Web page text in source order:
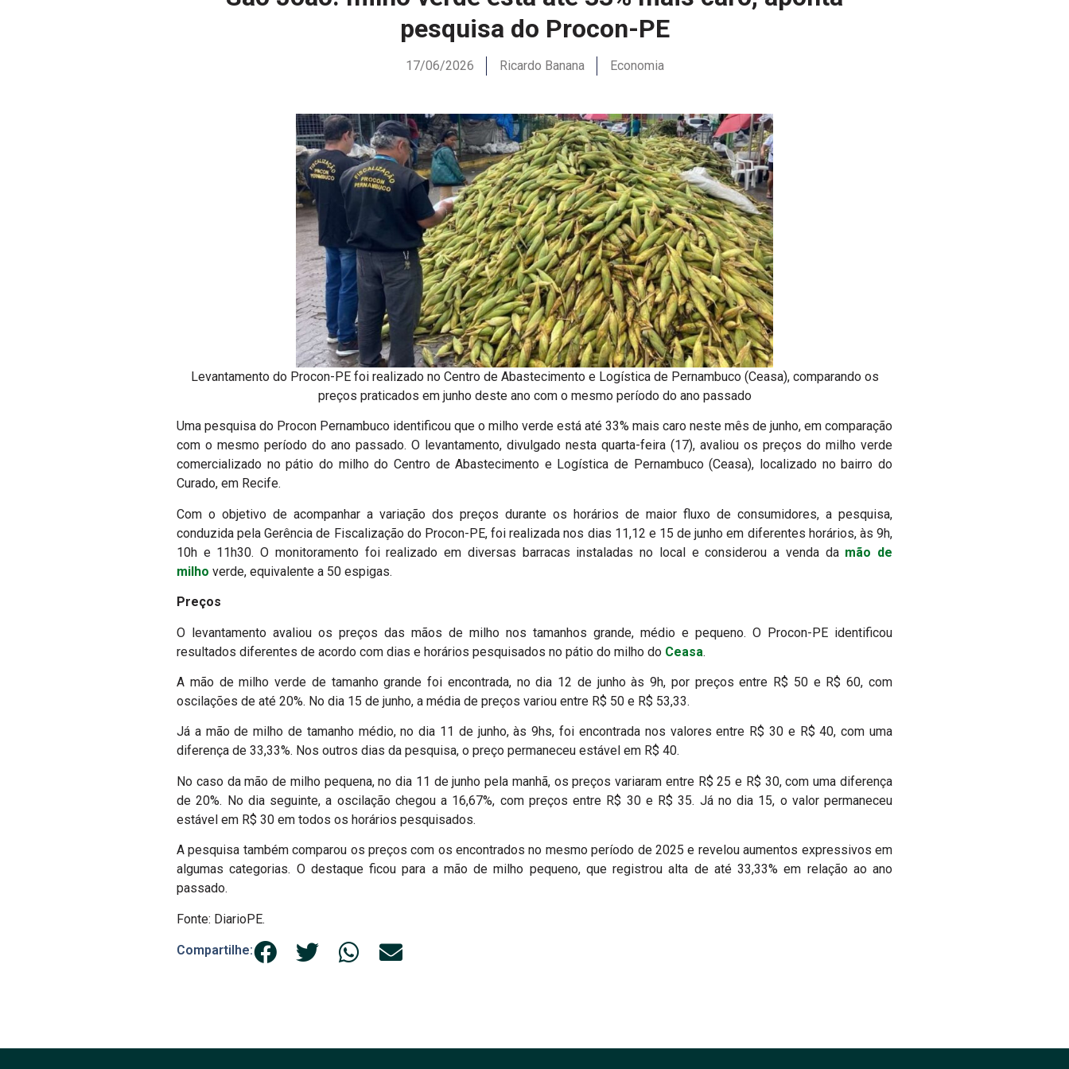
pesquisa do Procon-PE
17/06/2026 Ricardo Banana Economia
Levantamento do Procon-PE foi realizado no Centro de Abastecimento e Logística de Pernambuco (Ceasa), comparando os
preços praticados em junho deste ano com o mesmo período do ano passado
Uma pesquisa do Procon Pernambuco identificou que o milho verde está até 33% mais caro neste mês de junho, em comparação
com o mesmo período do ano passado. O levantamento, divulgado nesta quarta-feira (17), avaliou os preços do milho verde
comercializado no pátio do milho do Centro de Abastecimento e Logística de Pernambuco (Ceasa), localizado no bairro do
Curado, em Recife.
Com o objetivo de acompanhar a variação dos preços durante os horários de maior fluxo de consumidores, a pesquisa,
conduzida pela Gerência de Fiscalização do Procon-PE, foi realizada nos dias 11,12 e 15 de junho em diferentes horários, às 9h,
10h e 11h30. O monitoramento foi realizado em diversas barracas instaladas no local e considerou a venda da mão de
milho verde, equivalente a 50 espigas.
Preços
O levantamento avaliou os preços das mãos de milho nos tamanhos grande, médio e pequeno. O Procon-PE identificou
resultados diferentes de acordo com dias e horários pesquisados no pátio do milho do Ceasa.
A mão de milho verde de tamanho grande foi encontrada, no dia 12 de junho às 9h, por preços entre R$ 50 e R$ 60, com
oscilações de até 20%. No dia 15 de junho, a média de preços variou entre R$ 50 e R$ 53,33.
Já a mão de milho de tamanho médio, no dia 11 de junho, às 9hs, foi encontrada nos valores entre R$ 30 e R$ 40, com uma
diferença de 33,33%. Nos outros dias da pesquisa, o preço permaneceu estável em R$ 40.
No caso da mão de milho pequena, no dia 11 de junho pela manhã, os preços variaram entre R$ 25 e R$ 30, com uma diferença
de 20%. No dia seguinte, a oscilação chegou a 16,67%, com preços entre R$ 30 e R$ 35. Já no dia 15, o valor permaneceu
estável em R$ 30 em todos os horários pesquisados.
A pesquisa também comparou os preços com os encontrados no mesmo período de 2025 e revelou aumentos expressivos em
algumas categorias. O destaque ficou para a mão de milho pequeno, que registrou alta de até 33,33% em relação ao ano
passado.
Fonte: DiarioPE.
Compartilhe: